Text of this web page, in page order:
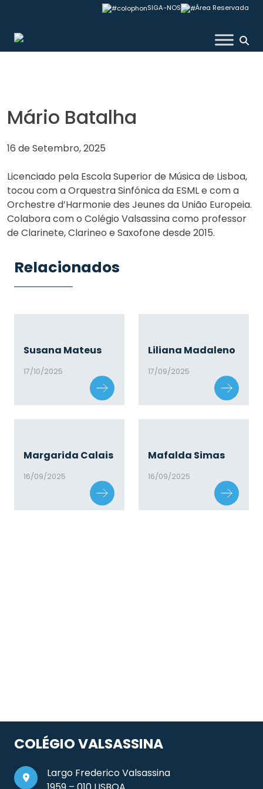
content
SIGA-NOS Área Reservada
Colégio Valsassina
Mário Batalha
16 de Setembro, 2025
Licenciado pela Escola Superior de Música de Lisboa,
tocou com a Orquestra Sinfónica da ESML e com a
Orchestre d’Harmonie des Jeunes da União Europeia.
Colabora com o Colégio Valsassina como professor
de Clarinete, Clarineo e Saxofone desde 2015.
Relacionados
Susana Mateus
17/10/2025
Liliana Madaleno
17/09/2025
Margarida Calais
16/09/2025
Mafalda Simas
16/09/2025
COLÉGIO VALSASSINA
Largo Frederico Valsassina